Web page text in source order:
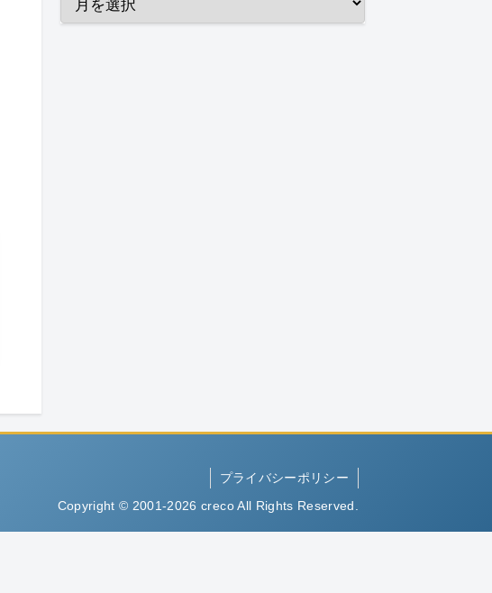
プライバシーポリシー
Copyright © 2001-2026 creco All Rights Reserved.